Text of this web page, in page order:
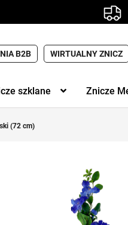
B2B WIRTUALNY ZNICZ
szklane Znicze
(72 cm)